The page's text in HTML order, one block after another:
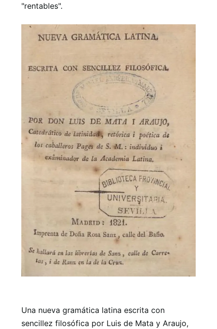
"rentables".
Una nueva gramática latina escrita con
sencillez filosófica por Luis de Mata y Araujo,